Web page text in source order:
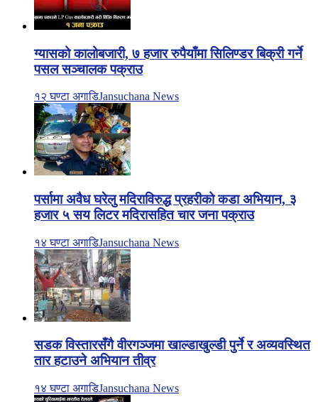
ग्यासको कालोबजारी, ७ हजार रुपैयाँमा सिलिण्डर बिक्री गर्ने
पसल सञ्चालक पक्राउ
१२ घण्टा अगाडिJansuchana News
पर्सामा अवैध घरेलु मदिराविरुद्ध प्रहरीको कडा अभियान, ३
हजार ५ सय लिटर मदिरासहित चार जना पक्राउ
१४ घण्टा अगाडिJansuchana News
सडक विस्तारसँगै वीरगञ्जमा खाल्डाखुल्डी पुर्ने र अव्यवस्थित
तार हटाउने अभियान तीव्र
१४ घण्टा अगाडिJansuchana News